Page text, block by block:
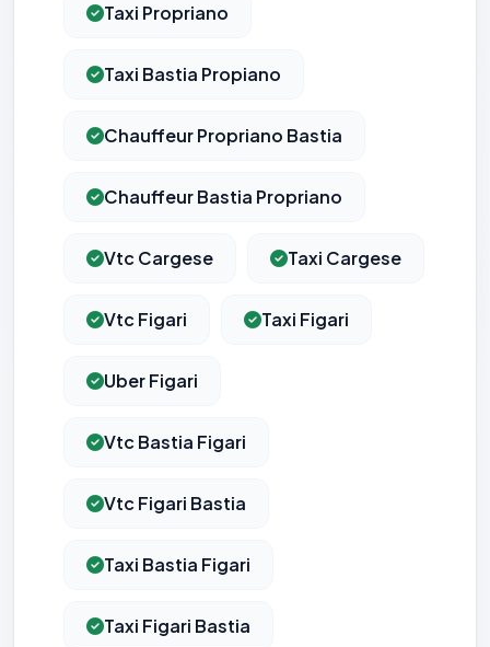
Taxi Propriano
Taxi Bastia Propiano
Chauffeur Propriano Bastia
Chauffeur Bastia Propriano
Vtc Cargese Taxi Cargese
Vtc Figari Taxi Figari
Uber Figari
Vtc Bastia Figari
Vtc Figari Bastia
Taxi Bastia Figari
Taxi Figari Bastia